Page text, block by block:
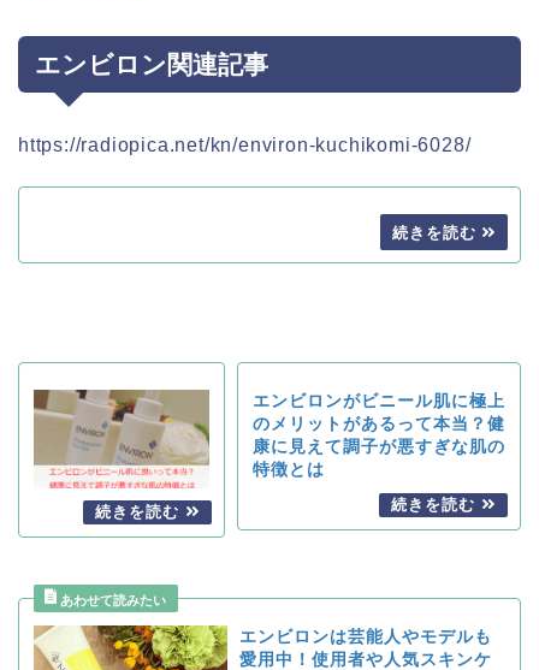
エンビロン関連記事
https://radiopica.net/kn/environ-kuchikomi-6028/
エンビロンがビニール肌に極上
のメリットがあるって本当？健
康に見えて調子が悪すぎな肌の
特徴とは
エンビロンは芸能人やモデルも
愛用中！使用者や人気スキンケ